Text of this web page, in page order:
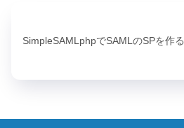
SimpleSAMLphpでSAMLのSPを作る